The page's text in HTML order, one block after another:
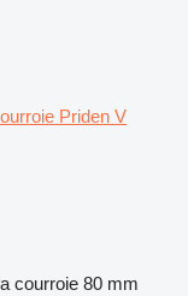
Priden V
courroie 80 mm